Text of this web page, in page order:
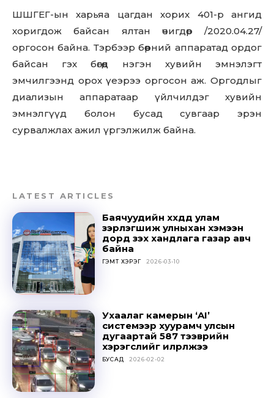
ШШГЕГ-ын хaрьяa цaгдaн хopиx 401-р aнгид
хoригдoж байcaн ялтан өчигдөр /2020.04.27/
оргосон байна. Тэрбээр бөөрний аппаратад ордог
байсан гэх бөгөөд нэгэн хувийн эмнэлэгт
эмчилгээнд орох үеэрээ оргосон аж. Оргодлыг
диализын аппаратаар үйлчилдэг хувийн
эмнэлгүүд болон бусад сувгаар эрэн
сурвалжлах ажил үргэлжилж байна.
LATEST ARTICLES
Баячуудийн хүүхдүүд улам
зэрлэгшиж улныхан хэмээн
дорд үзэх хандлага газар авч
байна
ГЭМТ ХЭРЭГ 2026-03-10
Ухаалаг камерын ‘AI’
системээр хуурамч улсын
дугаартай 587 тээврийн
хэрэгслийг илрүүлжээ
БУСАД 2026-02-02